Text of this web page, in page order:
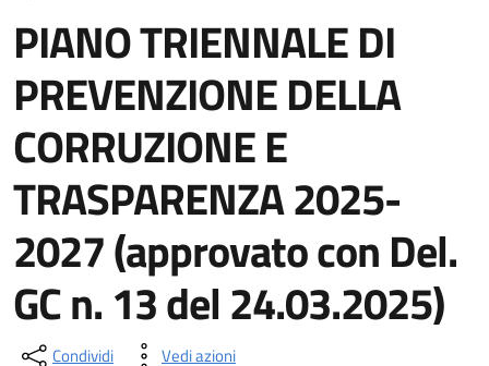
PIANO TRIENNALE DI
PREVENZIONE DELLA
CORRUZIONE E
TRASPARENZA 2025-
2027 (approvato con Del.
GC n. 13 del 24.03.2025)
Condividi Vedi azioni